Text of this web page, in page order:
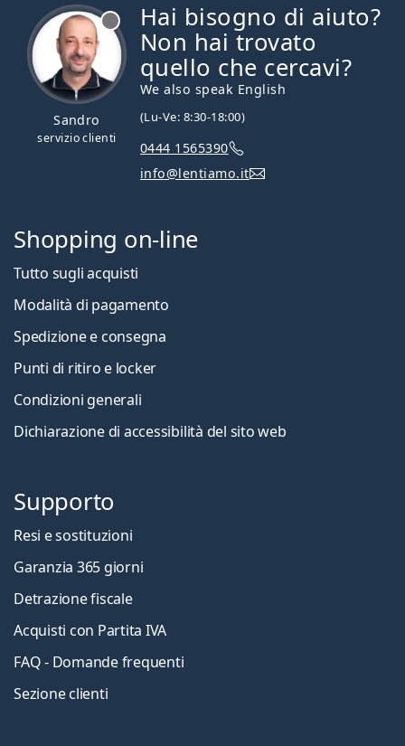
Sandro
servizio clienti
Hai bisogno di aiuto?
Non hai trovato
quello che cercavi?
We also speak English
(Lu-Ve: 8:30-18:00)
0444 1565390
info@lentiamo.it
Shopping on-line
Tutto sugli acquisti
Modalità di pagamento
Spedizione e consegna
Punti di ritiro e locker
Condizioni generali
Dichiarazione di accessibilità del sito web
Supporto
Resi e sostituzioni
Garanzia 365 giorni
Detrazione fiscale
Acquisti con Partita IVA
FAQ - Domande frequenti
Sezione clienti